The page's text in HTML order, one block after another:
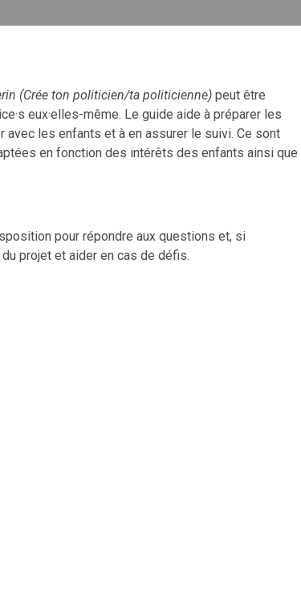
(Crée ton politicien/ta politicienne) peut être
eux·elles-même. Le guide aide à préparer les
avec les enfants et à en assurer le suivi. Ce sont
en fonction des intérêts des enfants ainsi que
pour répondre aux questions et, si
projet et aider en cas de défis.